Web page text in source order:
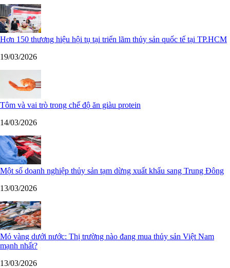
Hơn 150 thương hiệu hội tụ tại triển lãm thủy sản quốc tế tại TP.HCM
19/03/2026
Tôm và vai trò trong chế độ ăn giàu protein
14/03/2026
Một số doanh nghiệp thủy sản tạm dừng xuất khẩu sang Trung Đông
13/03/2026
Mỏ vàng dưới nước: Thị trường nào đang mua thủy sản Việt Nam
mạnh nhất?
13/03/2026